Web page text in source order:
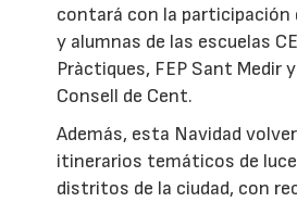
contará con la participación
y alumnas de las escuelas
Pràctiques, FEP Sant Medir
Consell de Cent.
Además, esta Navidad
itinerarios temáticos de
distritos de la ciudad, con